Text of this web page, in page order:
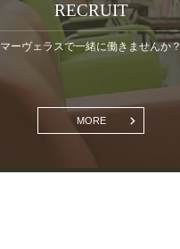
RECRUIT
マーヴェラスで一緒に働きませんか？
MORE